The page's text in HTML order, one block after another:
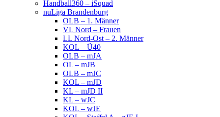
Handball360 – iSquad
nuLiga Brandenburg
OLB – 1. Männer
VL Nord – Frauen
LL Nord-Ost – 2. Männer
KOL – Ü40
OLB – mJA
OL – mJB
OLB – mJC
KOL – mJD
KL – mJD II
KL – wJC
KOL – wJE